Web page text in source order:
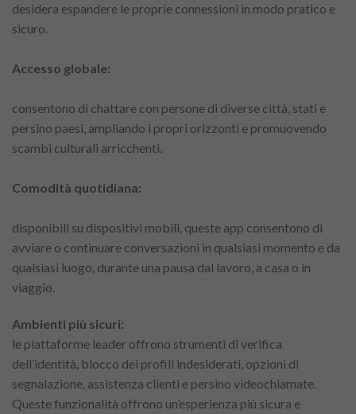
desidera espandere le proprie connessioni in modo pratico e
sicuro.
Accesso globale:
consentono di chattare con persone di diverse città, stati e
persino paesi, ampliando i propri orizzonti e promuovendo
scambi culturali arricchenti.
Comodità quotidiana:
disponibili su dispositivi mobili, queste app consentono di
avviare o continuare conversazioni in qualsiasi momento e da
qualsiasi luogo, durante una pausa dal lavoro, a casa o in
viaggio.
Ambienti più sicuri:
le piattaforme leader offrono strumenti di verifica
dell’identità, blocco dei profili indesiderati, opzioni di
segnalazione, assistenza clienti e persino videochiamate.
Queste funzionalità offrono un’esperienza più sicura e